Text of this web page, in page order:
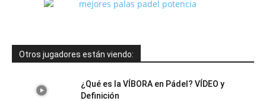
Otros jugadores están viendo:
¿Qué es la VÍBORA en Pádel? VÍDEO y
Definición